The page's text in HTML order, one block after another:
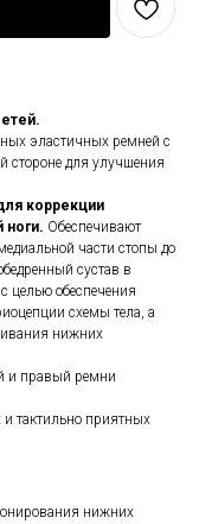
эластичных ремней с
стороне для улучшения
коррекции
ноги. Обеспечивают
части стопы до
сустав в
целью обеспечения
схемы тела, а
нижних
и правый ремни
тактильно приятных
нижних